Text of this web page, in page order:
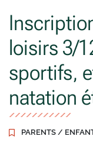
loisirs 3/
sportifs,
natation
PARENTS /